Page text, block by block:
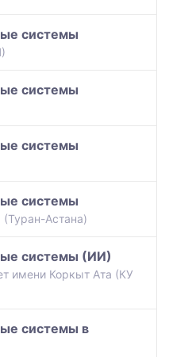
системы
системы
системы
системы
(Туран-Астана)
системы (ИИ)
имени Коркыт Ата (КУ
системы в